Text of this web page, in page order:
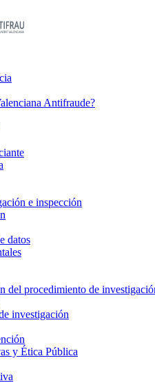
Antifraude?
e inspección
datos
del procedimiento de
investigación
y Ética Pública